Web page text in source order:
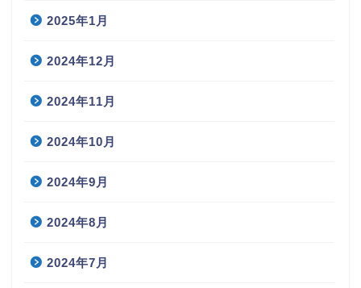
2025年1月
2024年12月
2024年11月
2024年10月
2024年9月
2024年8月
2024年7月